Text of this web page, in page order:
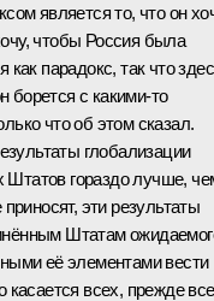
является то, что он
чтобы Россия была
как парадокс, так что
борется с какими‑то
что об этом сказал.
глобализации
гораздо лучше,
эти результаты
Штатам
её элементами вести
всех, прежде